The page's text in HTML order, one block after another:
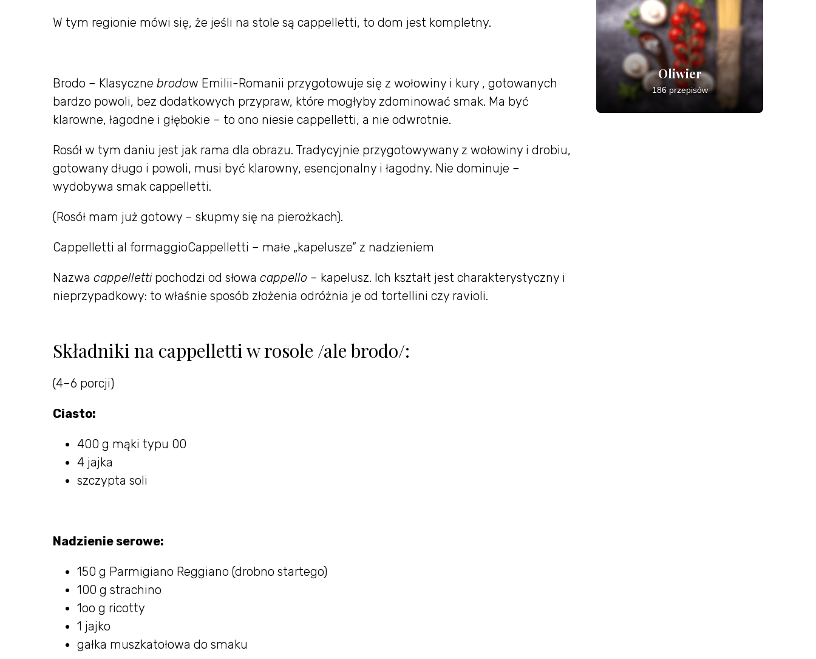
W tym regionie mówi się, że jeśli na stole są cappelletti, to dom jest kompletny.
Brodo – Klasyczne brodow Emilii-Romanii przygotowuje się z wołowiny i kury , gotowanych
bardzo powoli, bez dodatkowych przypraw, które mogłyby zdominować smak. Ma być
klarowne, łagodne i głębokie – to ono niesie cappelletti, a nie odwrotnie.
Rosół w tym daniu jest jak rama dla obrazu. Tradycyjnie przygotowywany z wołowiny i drobiu,
gotowany długo i powoli, musi być klarowny, esencjonalny i łagodny. Nie dominuje –
wydobywa smak cappelletti.
(Rosół mam już gotowy – skupmy się na pierożkach).
Cappelletti al formaggioCappelletti – małe „kapelusze” z nadzieniem
Nazwa cappellettipochodzi od słowa cappello – kapelusz. Ich kształt jest charakterystyczny i
nieprzypadkowy: to właśnie sposób złożenia odróżnia je od tortellini czy ravioli.
Składniki na cappelletti w rosole /ale brodo/:
(4–6 porcji)
Ciasto:
400 g mąki typu 00
4 jajka
szczypta soli
Nadzienie serowe:
150 g Parmigiano Reggiano (drobno startego)
100 g strachino
1oo g ricotty
1 jajko
gałka muszkatołowa do smaku
Oliwier
186 przepisów